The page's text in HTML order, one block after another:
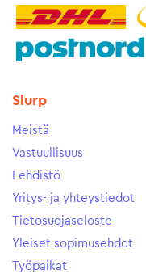
Slurp
Meistä
Vastuullisuus
Lehdistö
Yritys- ja yhteystiedot
Tietosuojaseloste
Yleiset sopimusehdot
Työpaikat